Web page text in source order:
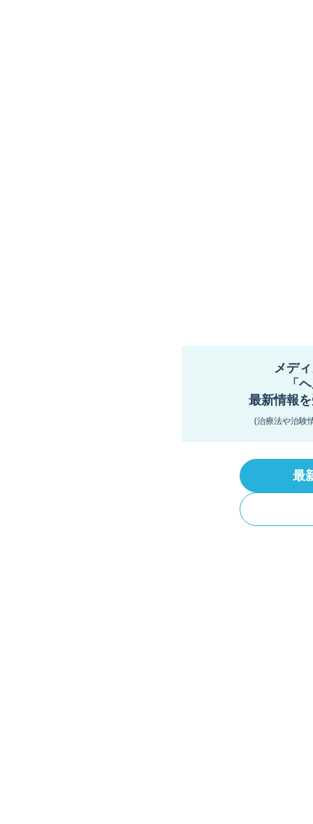
メデ
「
最新情報
(治療法や治験
最